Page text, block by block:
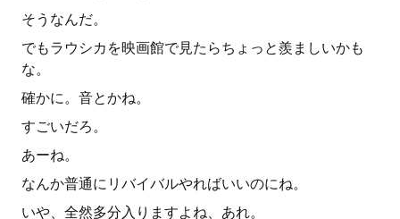
そうなんだ。
でもラウシカを映画館で見たらちょっと羨ましいかも
な。
確かに。音とかね。
すごいだろ。
あーね。
なんか普通にリバイバルやればいいのにね。
いや、全然多分入りますよね、あれ。